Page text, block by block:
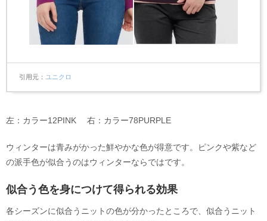
引用元 ユニクロ
左：カラー12PINK 右：カラー78PURPLE
ウィンターは青みがかった鮮やかな色が得意です。ピンクや紫など
の派手色が似合うのはウィンターならではです。
似合う色を身につけて得られる効果
各シーズンに似合うニットの色が分かったところで、似合うニット